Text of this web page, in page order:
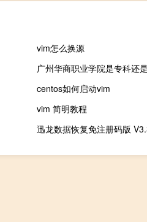
vim怎么换源
广州华商职业学院是专科还
centos如何启动vim
vim 简明教程